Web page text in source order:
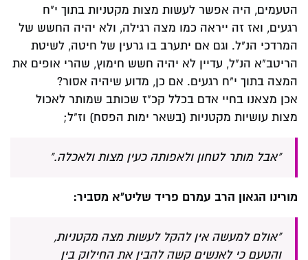
הטעמים, היה אפשר לעשות מצות מקטניות בתוך י"ח
רגעים, ואז זה ייראה כמו מצה רגילה, ולא יהיה החשש של
המרדכי הנ"ל. וגם אם יתערב בו גרעין של חיטה, לשיטת
הריטב"א הנ"ל, עדיין לא יהיה חשש חימוץ, שהרי אופים את
המצה בתוך י"ח רגעים. אם כן, מדוע שיהיה אסור?
אכן מצאנו בחיי אדם בכלל קכ"ז שכותב שמותר לאכול
מצות עושיות מקטניות (בשאר ימות הפסח) וז"ל;
"אבל מותר לטחון ולאפותה כעין מצות ולאכלה."
מורינו הגאון הרב עמרם פריד שליט"א מסביר:
"אולם למעשה אין להקל לעשות מצה מקטניות,
והטעם כי לאנשים קשה להבין את החילוק בין